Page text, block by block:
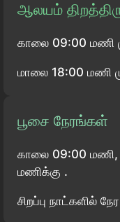
ஆலயம்
காலை 09:00 மணி
மாலை 18:00 மணி
பூசை நேரங்கள்
காலை 09:00 மணி,
மணிக்கு .
சிறப்பு நாட்களில்